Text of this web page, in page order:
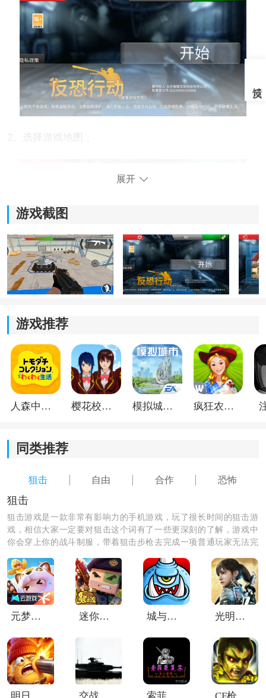
2、选择游戏地图；
弹；
4、完成对应的任务还能解锁更多更强的武器。
反恐行动手机版游戏特色
1、武器定制系统：
游戏提供了极为丰富的武器库，涵盖多个主要枪械类
别。玩家不仅能自由选择，还能对武器进行个性化定
制，以适应瞬息万变的战场环境和不同战术需求。
强调团队配合。玩家需要与队友紧密沟通，协同执行任
务目标，单打独斗难以取胜，这极大地提升了游戏的策
略深度和社交互动性。
展开
游戏截图
游戏推荐
人森中文版 樱花校园模拟器1.048.00中文版 模拟城市我是巿长联机版 疯狂农场3美国派19
同类推荐
狙击 自由 合作 恐怖
狙击
狙击游戏是一款非常有影响力的手机游戏，玩了很长时间的狙击游
戏，相信大家一定要对狙击这个词有了一些更深刻的了解，游戏中
你会穿上你的战斗制服，带着狙击步枪去完成一项普通玩家无法完
元梦之星云游戏 迷你枪战精英小米版 城与龙(CastleAndDragon) 光明记忆安卓完整版